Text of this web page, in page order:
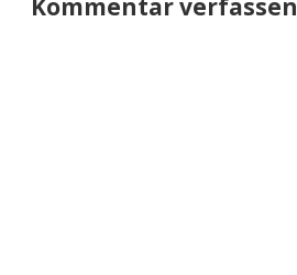
Kommentar verfassen